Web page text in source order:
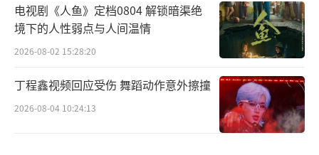
电视剧《人鱼》定档0804 解锁暗渠绝
境下的人性弱点与人间温情
2026-08-02 15:28:20
丁程鑫视频回应受伤 舞蹈动作意外擦撞
2026-08-04 10:24:13